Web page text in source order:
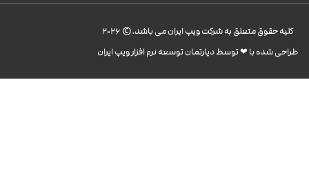
کليه حقوق متعلق به شرکت ویپ ایران می باشد.© 2026
طراحی شده با ❤︎ توسط دپارتمان توسعه نرم افزار ویپ ایران